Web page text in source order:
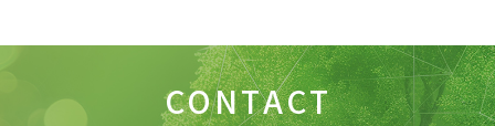
CONTACT